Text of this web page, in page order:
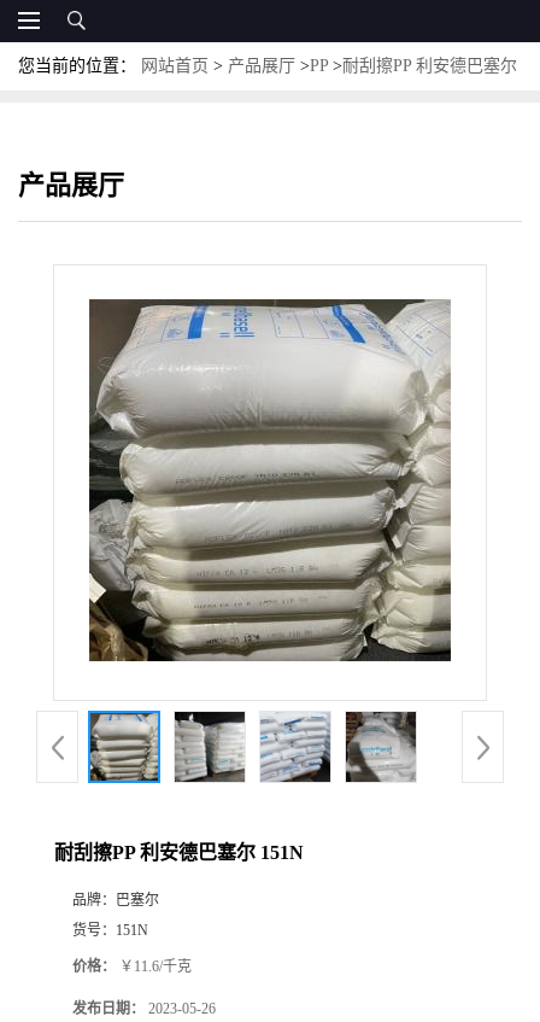
您当前的位置： 网站首页 > 产品展厅 >PP >耐刮擦PP 利安德巴塞尔
产品展厅
耐刮擦PP 利安德巴塞尔 151N
品牌：
巴塞尔
货号： 151N
价格： ￥11.6/千克
发布日期： 2023-05-26